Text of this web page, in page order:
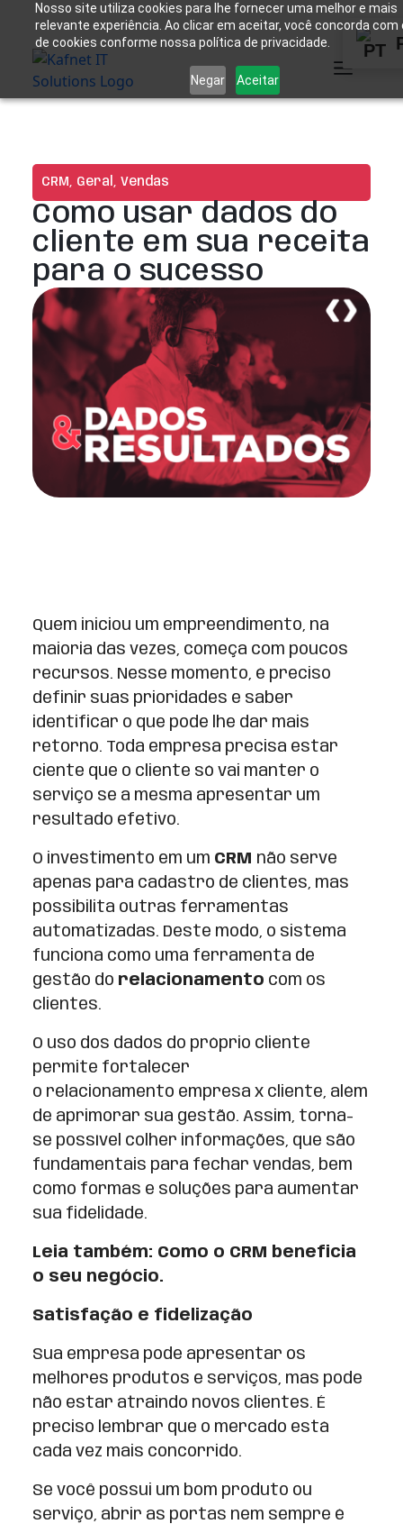
Nosso site utiliza cookies para lhe fornecer uma melhor e mais
relevante experiência. Ao clicar em aceitar, você concorda com
de cookies conforme nossa política de privacidade.
Negar Aceitar
CRM , Geral , Vendas
Como usar dados do
cliente em sua receita
para o sucesso
Quem iniciou um empreendimento, na
maioria das vezes, começa com poucos
recursos. Nesse momento, é preciso
definir suas prioridades e saber
identificar o que pode lhe dar mais
retorno. Toda empresa precisa estar
ciente que o cliente só vai manter o
serviço se a mesma apresentar um
resultado efetivo.
O investimento em um CRM não serve
apenas para cadastro de clientes, mas
possibilita outras ferramentas
automatizadas. Deste modo, o sistema
funciona como uma ferramenta de
gestão do relacionamento com os
clientes.
O uso dos dados do próprio cliente
permite fortalecer
o relacionamento empresa x cliente, além
de aprimorar sua gestão. Assim, torna-
se possível colher informações, que são
fundamentais para fechar vendas, bem
como formas e soluções para aumentar
sua fidelidade.
Leia também: Como o CRM beneficia
o seu negócio.
Satisfação e fidelização
Sua empresa pode apresentar os
melhores produtos e serviços, mas pode
não estar atraindo novos clientes. É
preciso lembrar que o mercado está
cada vez mais concorrido.
Se você possui um bom produto ou
serviço, abrir as portas nem sempre é